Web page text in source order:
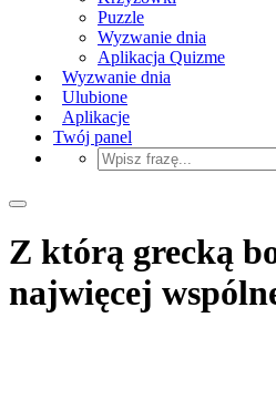
Puzzle
Wyzwanie dnia
Aplikacja Quizme
Wyzwanie dnia
Ulubione
Aplikacje
Twój panel
Z którą grecką
najwięcej